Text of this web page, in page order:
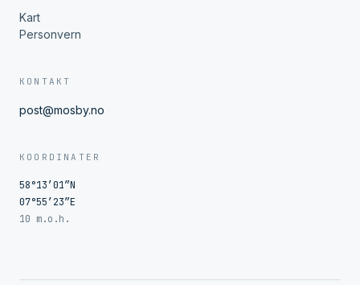
Kart
Personvern
KONTAKT
post@mosby.no
KOORDINATER
58°13′01″N
07°55′23″E
10 m.o.h.